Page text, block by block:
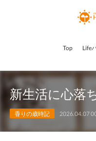
Top
新生活に心落
香りの歳時記 2026.04.07